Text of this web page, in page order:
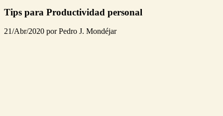
Tips para Productividad personal
21/Abr/2020 por Pedro J. Mondéjar